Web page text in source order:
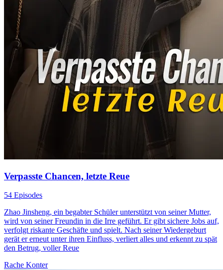
Verpasste Chancen, letzte Reue
54 Episodes
Zhao Jinsheng, ein begabter Schüler unterstützt von seiner Mutter,
wird von seiner Freundin in die Irre geführt. Er gibt sichere Jobs auf,
verfolgt riskante Geschäfte und spielt. Nach seiner Wiedergeburt
gerät er erneut unter ihren Einfluss, verliert alles und erkennt zu spät
den Betrug, voller Reue
Rache Konter